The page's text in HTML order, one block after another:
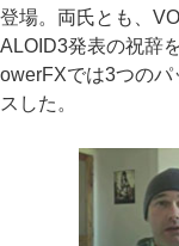
登場。両氏とも、
ALOID3発表の祝辞
owerFXでは3つの
スした。